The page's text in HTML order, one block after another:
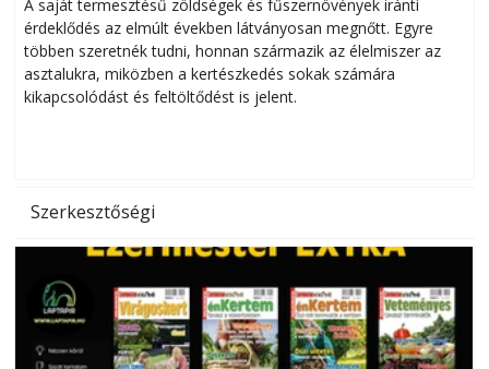
A saját termesztésű zöldségek és fűszernövények iránti
érdeklődés az elmúlt években látványosan megnőtt. Egyre
többen szeretnék tudni, honnan származik az élelmiszer az
asztalukra, miközben a kertészkedés sokak számára
kikapcsolódást és feltöltődést is jelent.
Szerkesztőségi